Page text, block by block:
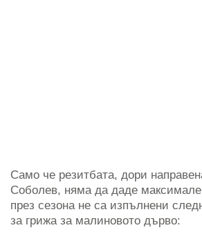
Само че резитбата, дори
Соболев, няма да даде
през сезона не са изпълнени
за грижа за малиновото дърво: